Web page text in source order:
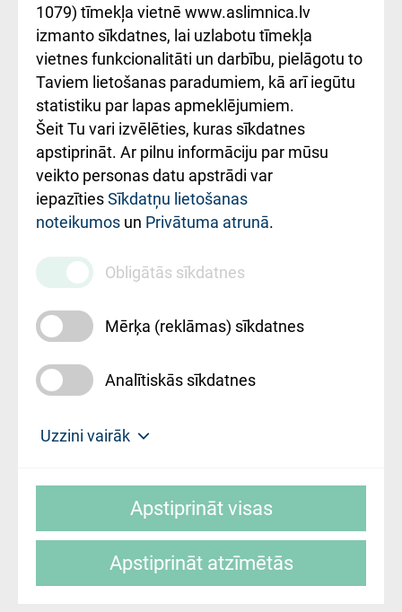
Kā pie mums nokļūt
Rēķinu apmaksas
ceļvedis
Rekvizīti un
ārstniecības
iestādes kods
010000234
Maksas
pakalpojumu
cenrādis
Mājas lapas izstrāde:
1079) tīmekļa vietnē www.aslimnica.lv
izmanto sīkdatnes, lai uzlabotu tīmekļa
vietnes funkcionalitāti un darbību, pielāgotu to
Taviem lietošanas paradumiem, kā arī iegūtu
statistiku par lapas apmeklējumiem.
Šeit Tu vari izvēlēties, kuras sīkdatnes
apstiprināt. Ar pilnu informāciju par mūsu
veikto personas datu apstrādi var
iepazītiesSīkdatņu lietošanas
noteikumos un Privātuma atrunā.
Obligātās sīkdatnes
Mērķa (reklāmas) sīkdatnes
Analītiskās sīkdatnes
Uzzini vairāk
slimnīca, turpmāk – Pārzinis, sīkdatņu
sīkdatņu izmantošanas nosacījumiem.
Apstiprināt visas
Apstiprināt atzīmētās